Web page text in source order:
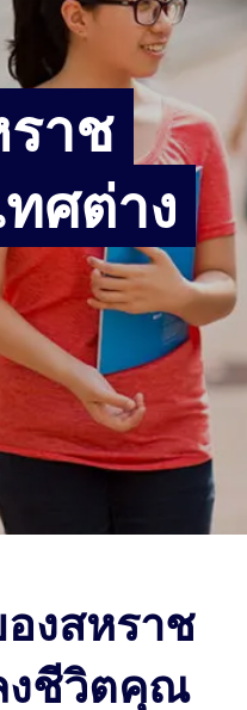
าช
ศต่าง
งสหราช
งชีวิตคุณ